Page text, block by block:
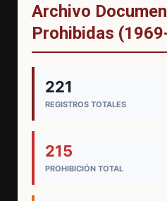
Archivo
Prohibidas
221
REGISTROS TOTALES
215
PROHIBICIÓN TOTAL